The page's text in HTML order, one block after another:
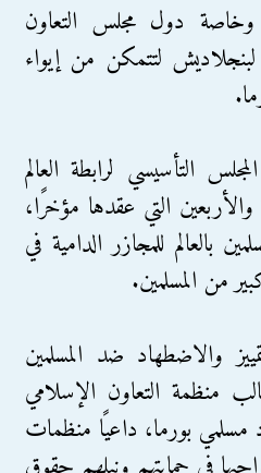
دول مجلس التعاون
لتتمكن من إيواء
التأسيسي لرابطة العالم
التي عقدها مؤخرًا،
للمجازر الدامية في
من المسلمين.
والاضطهاد ضد المسلمين
منظمة التعاون الإسلامي
بورما، داعيًا منظمات